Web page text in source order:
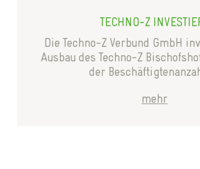
TECHNO-Z
Die Techno-Z Verbund GmbH
Ausbau des Techno-Z
der
mehr